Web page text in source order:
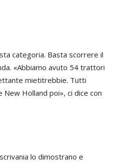
categoria. Basta scorrere il
«Abbiamo avuto 54 trattori
mietitrebbie. Tutti
Holland poi», ci dice con
lo dimostrano e